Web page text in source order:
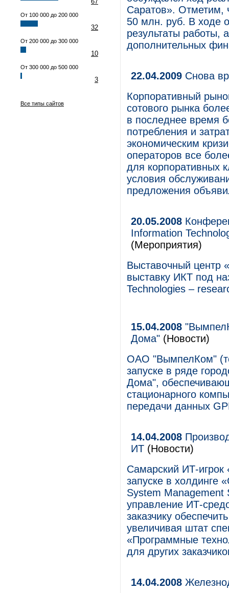
От 100 000 до 200 000
32
От 200 000 до 300 000
10
От 300 000 до 500 000
3
Все типы сайтов
Саратов». Отметим,
50 млн. руб. В ходе
результаты работы,
дополнительных
22.04.2009 Снова
Корпоративный
сотового рынка
в последнее время
потребления и
экономическим
операторов все
для корпоративных
условия
предложения
20.05.2008
Information
(Мероприятия)
Выставочный центр
выставку ИКТ под
Technologies –
15.04.2008
Дома" (Новости)
ОАО "ВымпелКом"
запуске в ряде
Дома",
стационарного
передачи данных
14.04.2008
ИТ (Новости)
Самарский ИТ-игрок
запуске в холдинге
System Management
управление ИТ-
заказчику
увеличивая штат
«Программные
для других
14.04.2008